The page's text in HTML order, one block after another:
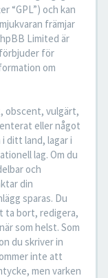
“GPL”) och kan
främjar
Limited är
för
om
obscent, vulgärt,
eller något
ditt land, lagar i
lag. Om du
och
din
sparas. Du
ta bort, redigera,
som helst. Som
du skriver in
inte att
men varken